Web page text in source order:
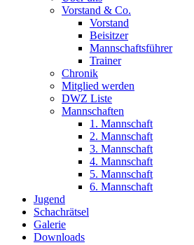
Vorstand & Co.
Vorstand
Beisitzer
Mannschaftsführer
Trainer
Chronik
Mitglied werden
DWZ Liste
Mannschaften
1. Mannschaft
2. Mannschaft
3. Mannschaft
4. Mannschaft
5. Mannschaft
6. Mannschaft
Jugend
Schachrätsel
Galerie
Downloads